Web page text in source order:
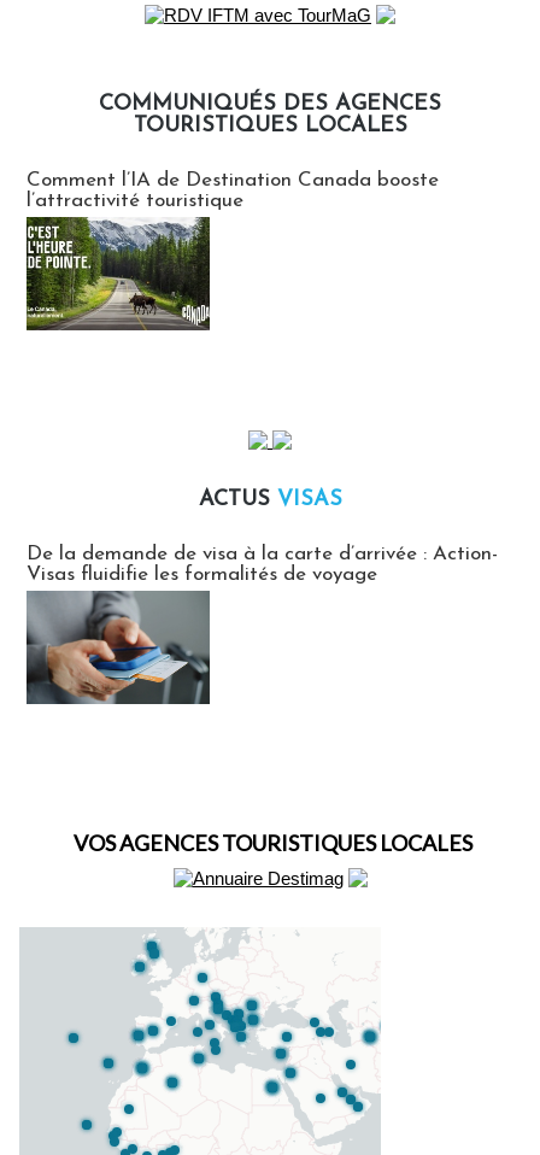
COMMUNIQUÉS DES AGENCES
TOURISTIQUES LOCALES
Comment l’IA de Destination Canada booste
l’attractivité touristique
ACTUS VISAS
De la demande de visa à la carte d’arrivée : Action-
Visas fluidifie les formalités de voyage
VOS AGENCES TOURISTIQUES LOCALES